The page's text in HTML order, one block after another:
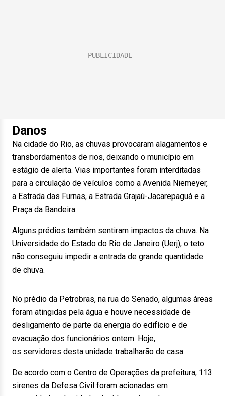
Danos
Na cidade do Rio, as chuvas provocaram alagamentos e
transbordamentos de rios, deixando o município em
estágio de alerta. Vias importantes foram interditadas
para a circulação de veículos como a Avenida Niemeyer,
a Estrada das Furnas, a Estrada Grajaú-Jacarepaguá e a
Praça da Bandeira.
Alguns prédios também sentiram impactos da chuva. Na
Universidade do Estado do Rio de Janeiro (Uerj), o teto
não conseguiu impedir a entrada de grande quantidade
de chuva.
No prédio da Petrobras, na rua do Senado, algumas áreas
foram atingidas pela água e houve necessidade de
desligamento de parte da energia do edifício e de
evacuação dos funcionários ontem. Hoje,
os servidores desta unidade trabalharão de casa.
De acordo com o Centro de Operações da prefeitura, 113
sirenes da Defesa Civil foram acionadas em